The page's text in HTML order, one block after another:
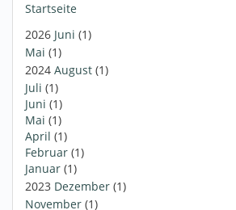
Startseite
2026 Juni (1)
Mai (1)
2024 August (1)
Juli (1)
Juni (1)
Mai (1)
April (1)
Februar (1)
Januar (1)
2023 Dezember (1)
November (1)